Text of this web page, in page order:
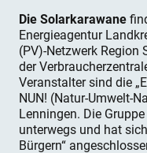
Die Solarkarawane
Energieagentur
(PV)-Netzwerk Region
der
Veranstalter sind die
NUN! (Natur-Umwelt-
Lenningen. Die
unterwegs und hat
Bürgern“